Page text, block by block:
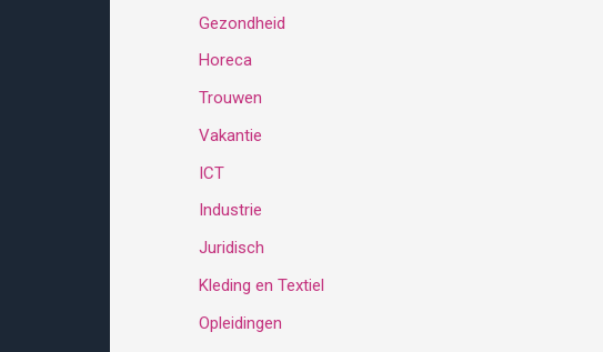
Gezondheid
Horeca
Trouwen
Vakantie
ICT
Industrie
Juridisch
Kleding en Textiel
Opleidingen